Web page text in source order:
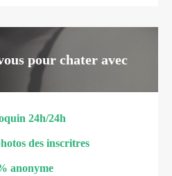
pour chater avec
24h/24h
des inscritres
anonyme